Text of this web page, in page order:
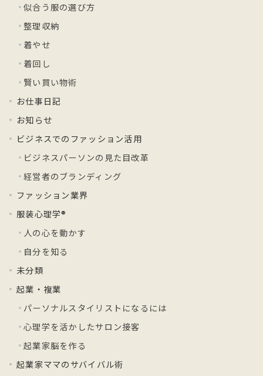
似合う服の選び方
整理収納
着やせ
着回し
賢い買い物術
お仕事日記
お知らせ
ビジネスでのファッション活用
ビジネスパーソンの見た目改革
経営者のブランディング
ファッション業界
服装心理学®
人の心を動かす
自分を知る
未分類
起業・複業
パーソナルスタイリストになるには
心理学を活かしたサロン接客
起業家脳を作る
起業家ママのサバイバル術